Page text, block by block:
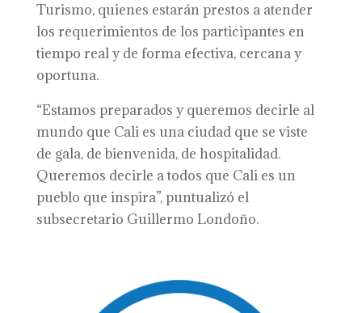
Turismo, quienes estarán prestos a atender
los requerimientos de los participantes en
tiempo real y de forma efectiva, cercana y
oportuna.
“Estamos preparados y queremos decirle al
mundo que Cali es una ciudad que se viste
de gala, de bienvenida, de hospitalidad.
Queremos decirle a todos que Cali es un
pueblo que inspira”, puntualizó el
subsecretario Guillermo Londoño.